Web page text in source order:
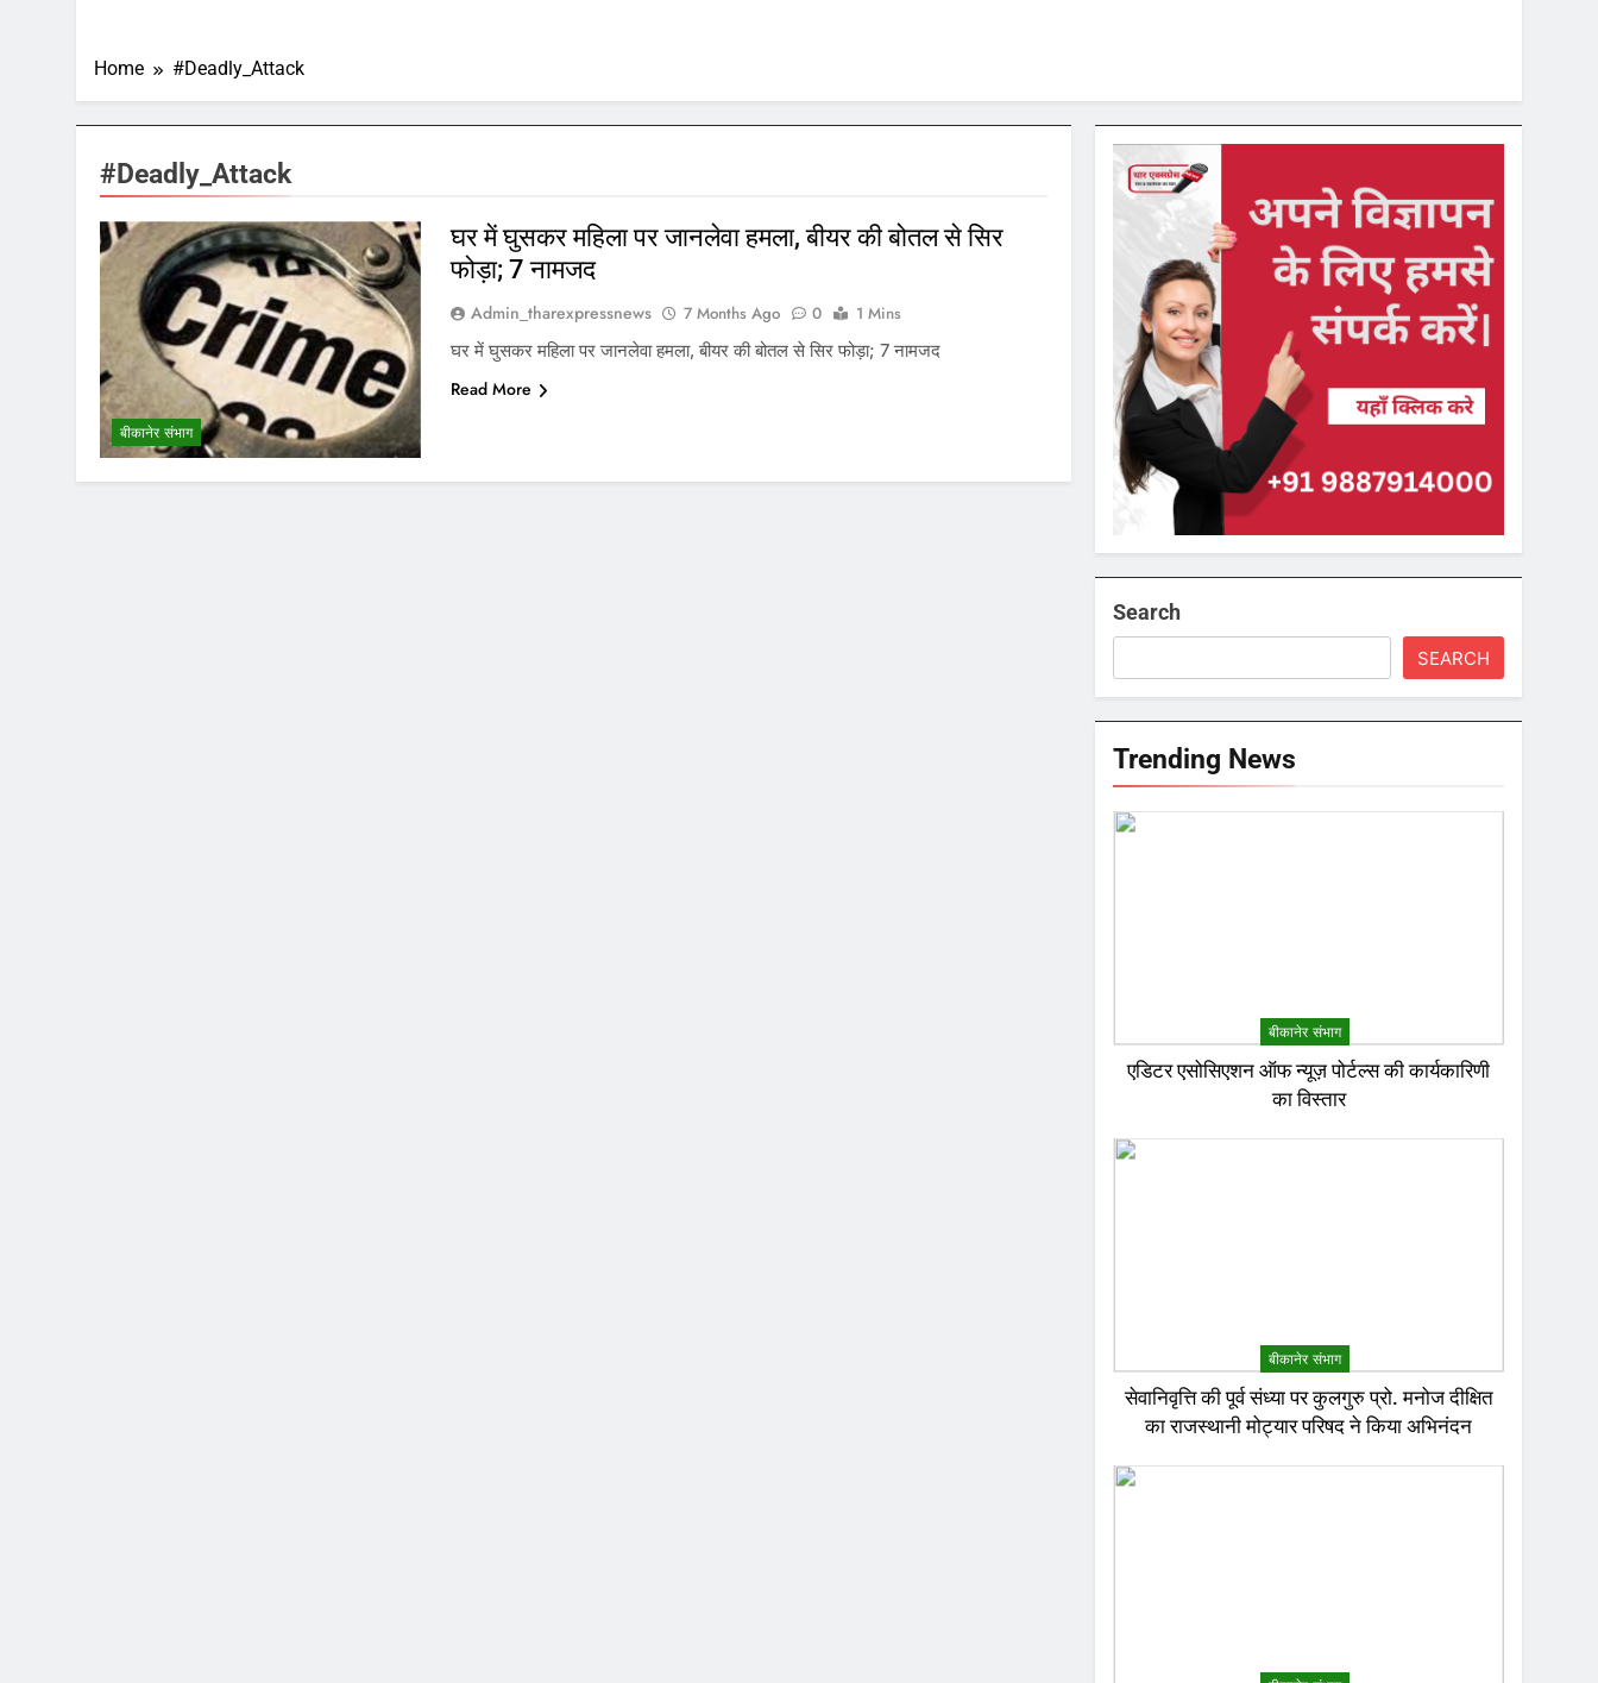
Home #Deadly_Attack
#Deadly_Attack
बीकानेर संभाग
घर में घुसकर महिला पर जानलेवा हमला, बीयर की बोतल से सिर
फोड़ा; 7 नामजद
Admin_tharexpressnews 7 Months Ago 0
1 Mins
घर में घुसकर महिला पर जानलेवा हमला, बीयर की बोतल से सिर फोड़ा; 7 नामजद
Read More
Search
SEARCH
Trending News
बीकानेर संभाग
एडिटर एसोसिएशन ऑफ न्यूज़ पोर्टल्स की कार्यकारिणी
का विस्तार
बीकानेर संभाग
सेवानिवृत्ति की पूर्व संध्या पर कुलगुरु प्रो. मनोज दीक्षित
का राजस्थानी मोट्यार परिषद ने किया अभिनंदन